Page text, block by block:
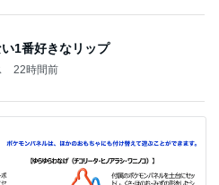
1番好きなリップ
22時間前